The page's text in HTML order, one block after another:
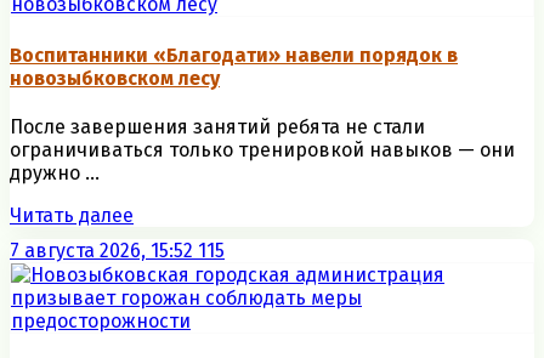
Воспитанники «Благодати» навели порядок в
новозыбковском лесу
После завершения занятий ребята не стали
ограничиваться только тренировкой навыков — они
дружно ...
Читать далее
7 августа 2026, 15:52 115